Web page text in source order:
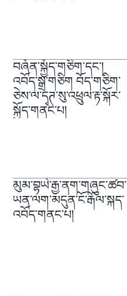
བཞོན་སྐྱོད་གཅིག་དང་།
འབོད་སྒྲ་གཅིག བོད་གཅིག་
ཅེས་ལ་དྭཊ་སུ་འཕྲུལ་རྟ་སྐོར་
སྐྱོད་གནང་པ།
མུམ་བྷཡེ་རྒྱ་ནག་གཞུང་ཚབ་
ཡན་ལག་མདུན་ངོ་རྒོལ་སྐད་
འབོད་གནང་པ།